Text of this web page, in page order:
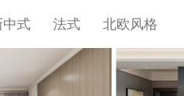
中式 法式 北欧风格